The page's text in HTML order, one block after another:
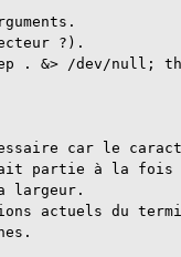
?).
. &> /dev/null;
car le
partie à la fois
largeur.
actuels du